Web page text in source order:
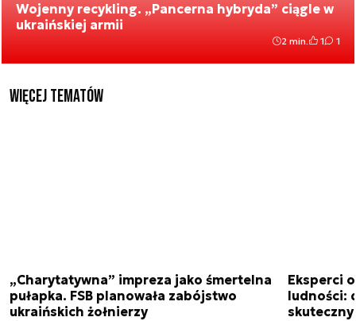
Wojenny recykling. „Pancerna hybryda” ciągle w
ukraińskiej armii
2 min. 1 1
Więcej tematów
„Charytatywna” impreza jako śmertelna
pułapka. FSB planowała zabójstwo
ukraińskich żołnierzy
Eksperci
ludności:
skuteczny